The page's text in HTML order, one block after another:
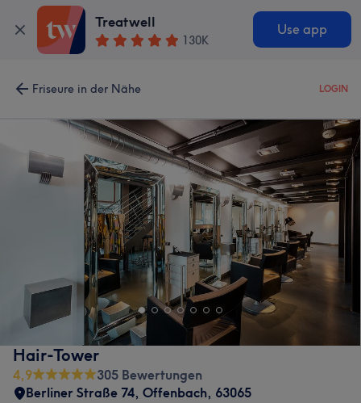
Treatwell
130K
Use app
Friseure in der Nähe LOGIN
Hair-Tower
4,9
305 Bewertungen
Berliner Straße 74, Offenbach, 63065